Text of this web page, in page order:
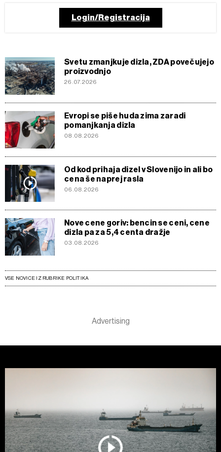
Login/Registracija
Svetu zmanjkuje dizla, ZDA povečujejo
proizvodnjo
26.07.2026
Evropi se piše huda zima zaradi
pomanjkanja dizla
08.08.2026
Od kod prihaja dizel v Slovenijo in ali bo
cena še naprej rasla
06.08.2026
Nove cene goriv: bencin se ceni, cene
dizla pa za 5,4 centa dražje
03.08.2026
VSE NOVICE IZ RUBRIKE POLITIKA